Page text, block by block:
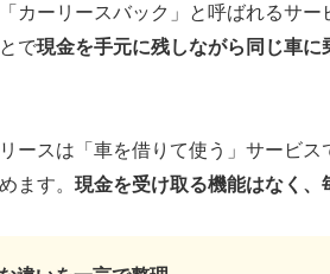
カーリースバック」と呼ばれるサ
で現金を手元に残しながら同じ車に
ースは「車を借りて使う」サービ
ます。 現金を受け取る機能はなく、